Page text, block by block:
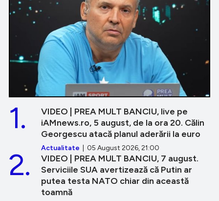
VIDEO | PREA MULT BANCIU, live pe
iAMnews.ro, 5 august, de la ora 20. Călin
Georgescu atacă planul aderării la euro
Actualitate | 05 August 2026, 21:00
1.
VIDEO | PREA MULT BANCIU, 7 august.
Serviciile SUA avertizează că Putin ar
putea testa NATO chiar din această
toamnă
2.